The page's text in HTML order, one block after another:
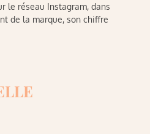
le réseau Instagram, dans
de la marque, son chiffre